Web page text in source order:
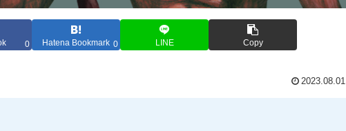
0 Hatena Bookmark 0 LINE Copy
2023.08.01